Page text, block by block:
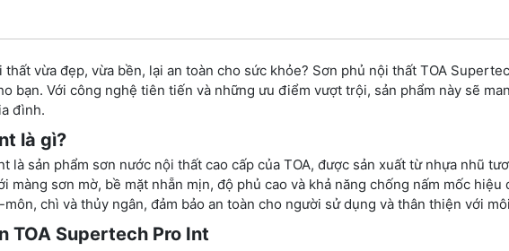
vừa đẹp, vừa bền, lại an toàn cho sức khỏe? Sơn phủ nội thất TOA
bạn. Với công nghệ tiên tiến và những ưu điểm vượt trội, sản phẩm này sẽ
đình.
là gì?
là sản phẩm sơn nước nội thất cao cấp của TOA, được sản xuất từ nhựa nhũ
màng sơn mờ, bề mặt nhẵn mịn, độ phủ cao và khả năng chống nấm mốc hiệu
chì và thủy ngân, đảm bảo an toàn cho người sử dụng và thân thiện với
TOA Supertech Pro Int